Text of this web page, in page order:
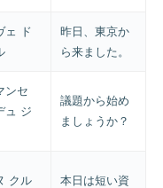
ェ ド
昨日、東京か
ら来ました。
ンセ
ュ ジ
議題から始め
ましょうか？
クル
本日は短い資